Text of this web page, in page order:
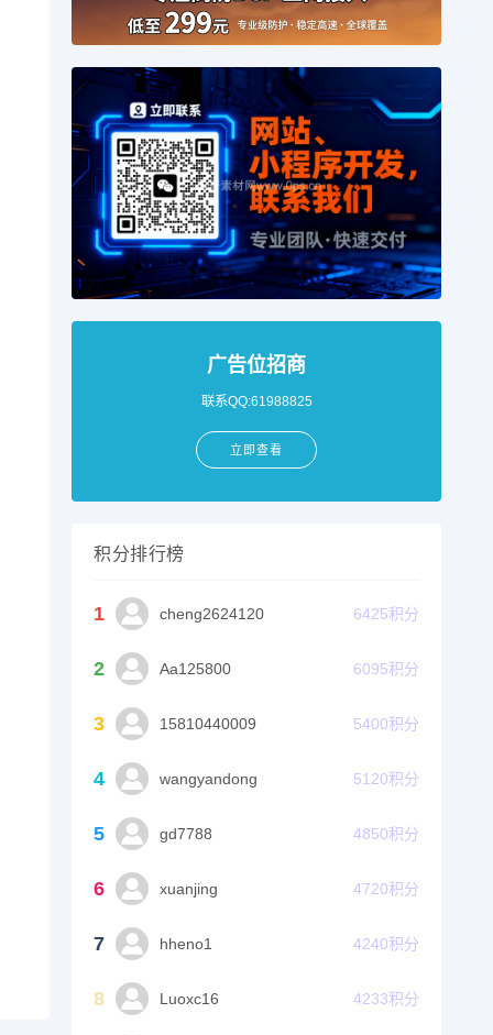
广告位招商
联系QQ:61988825
立即查看
积分排行榜
1 cheng2624120 6425积分
2 Aa125800 6095积分
3 15810440009 5400积分
4 wangyandong 5120积分
5 gd7788 4850积分
6 xuanjing 4720积分
7 hheno1 4240积分
8 Luoxc16 4233积分